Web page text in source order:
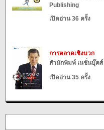
Publishing
เปิดอ่าน 36 ครั้ง
การตลาดเชิงบวก
สำนักพิมพ์ เนชั่นบุ๊คส์
เปิดอ่าน 35 ครั้ง